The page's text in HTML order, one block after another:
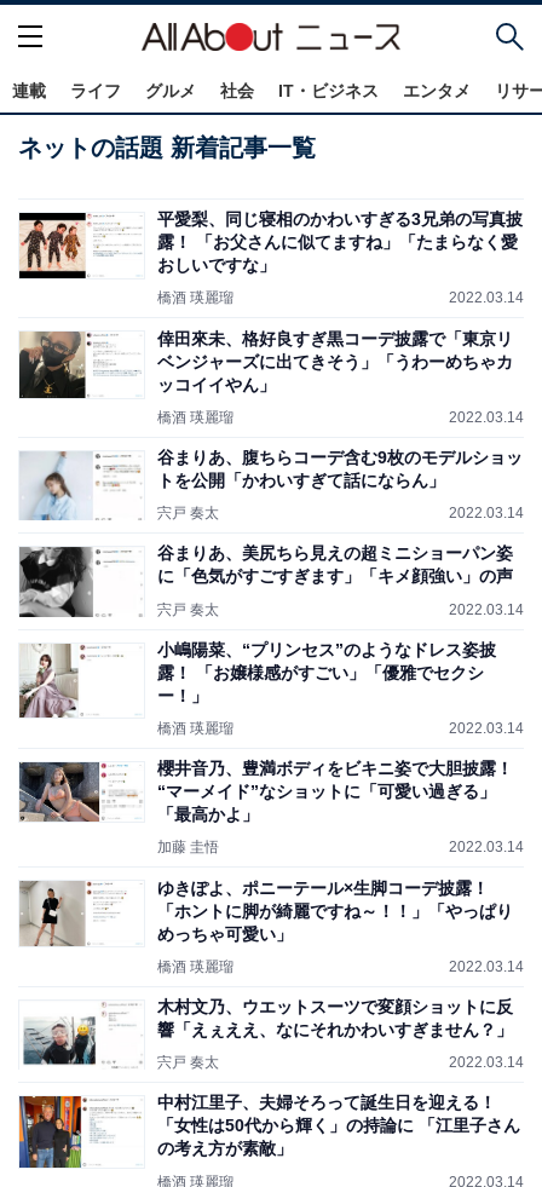
連載 ライフ グルメ 社会 IT・ビジネス エンタメ リサ
ネットの話題 新着記事一覧
平愛梨、同じ寝相のかわいすぎる3兄弟の写真披
露！ 「お父さんに似てますね」「たまらなく愛
おしいですな」
橋酒 瑛麗瑠 2022.03.14
倖田來未、格好良すぎ黒コーデ披露で「東京リ
ベンジャーズに出てきそう」「うわーめちゃカ
ッコイイやん」
橋酒 瑛麗瑠 2022.03.14
谷まりあ、腹ちらコーデ含む9枚のモデルショッ
トを公開「かわいすぎて話にならん」
宍戸 奏太 2022.03.14
谷まりあ、美尻ちら見えの超ミニショーパン姿
に「色気がすごすぎます」「キメ顔強い」の声
宍戸 奏太 2022.03.14
小嶋陽菜、“プリンセス”のようなドレス姿披
露！ 「お嬢様感がすごい」「優雅でセクシ
ー！」
橋酒 瑛麗瑠 2022.03.14
櫻井音乃、豊満ボディをビキニ姿で大胆披露！
“マーメイド”なショットに「可愛い過ぎる」
「最高かよ」
加藤 圭悟 2022.03.14
ゆきぽよ、ポニーテール×生脚コーデ披露！
「ホントに脚が綺麗ですね～！！」「やっぱり
めっちゃ可愛い」
橋酒 瑛麗瑠 2022.03.14
木村文乃、ウエットスーツで変顔ショットに反
響「えぇええ、なにそれかわいすぎません？」
宍戸 奏太 2022.03.14
中村江里子、夫婦そろって誕生日を迎える！
「女性は50代から輝く」の持論に 「江里子さん
の考え方が素敵」
橋酒 瑛麗瑠 2022.03.14